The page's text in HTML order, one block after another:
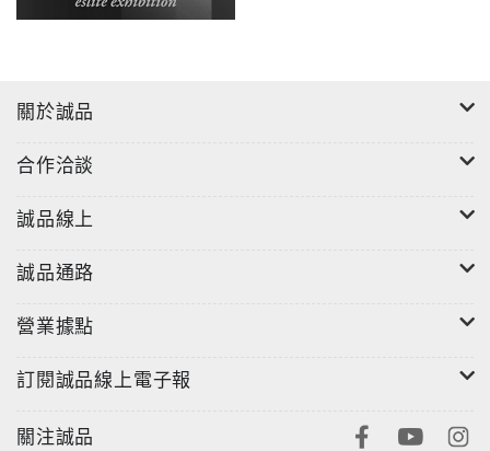
關於誠品
合作洽談
誠品線上
誠品通路
營業據點
訂閱誠品線上電子報
關注誠品